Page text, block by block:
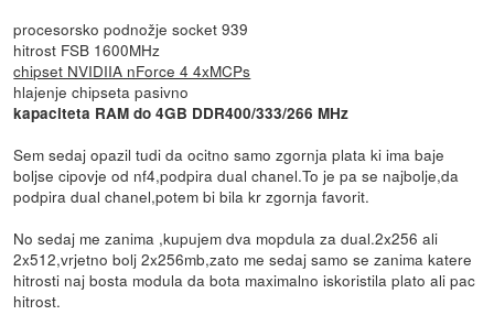
procesorsko podnožje socket 939
hitrost FSB 1600MHz
chipset NVIDIIA nForce 4 4xMCPs
hlajenje chipseta pasivno
kapaciteta RAM do 4GB DDR400/333/266 MHz
Sem sedaj opazil tudi da ocitno samo zgornja plata ki ima baje
boljse cipovje od nf4,podpira dual chanel.To je pa se najbolje,da
podpira dual chanel,potem bi bila kr zgornja favorit.
No sedaj me zanima ,kupujem dva mopdula za dual.2x256 ali
2x512,vrjetno bolj 2x256mb,zato me sedaj samo se zanima katere
hitrosti naj bosta modula da bota maximalno iskoristila plato ali pac
hitrost.